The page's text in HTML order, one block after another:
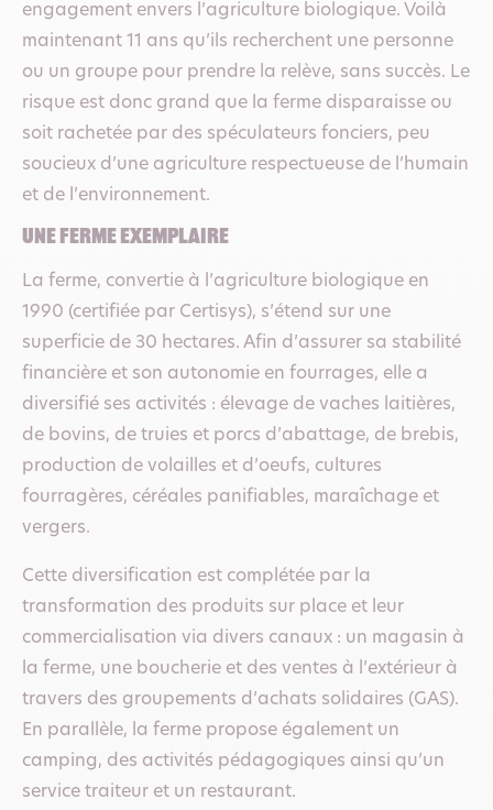
engagement envers l’agriculture biologique. Voilà
maintenant 11 ans qu’ils recherchent une personne
ou un groupe pour prendre la relève, sans succès. Le
risque est donc grand que la ferme disparaisse ou
soit rachetée par des spéculateurs fonciers, peu
soucieux d’une agriculture respectueuse de l’humain
et de l’environnement.
Une ferme exemplaire
La ferme, convertie à l’agriculture biologique en
1990 (certifiée par Certisys), s’étend sur une
superficie de 30 hectares. Afin d’assurer sa stabilité
financière et son autonomie en fourrages, elle a
diversifié ses activités : élevage de vaches laitières,
de bovins, de truies et porcs d’abattage, de brebis,
production de volailles et d’oeufs, cultures
fourragères, céréales panifiables, maraîchage et
vergers.
Cette diversification est complétée par la
transformation des produits sur place et leur
commercialisation via divers canaux : un magasin à
la ferme, une boucherie et des ventes à l’extérieur à
travers des groupements d’achats solidaires (GAS).
En parallèle, la ferme propose également un
camping, des activités pédagogiques ainsi qu’un
service traiteur et un restaurant.